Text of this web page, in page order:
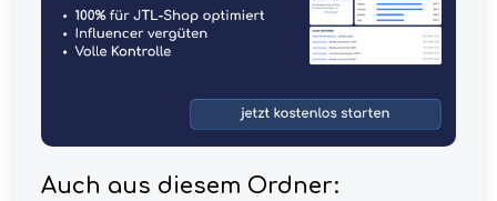
Auch aus diesem Ordner: